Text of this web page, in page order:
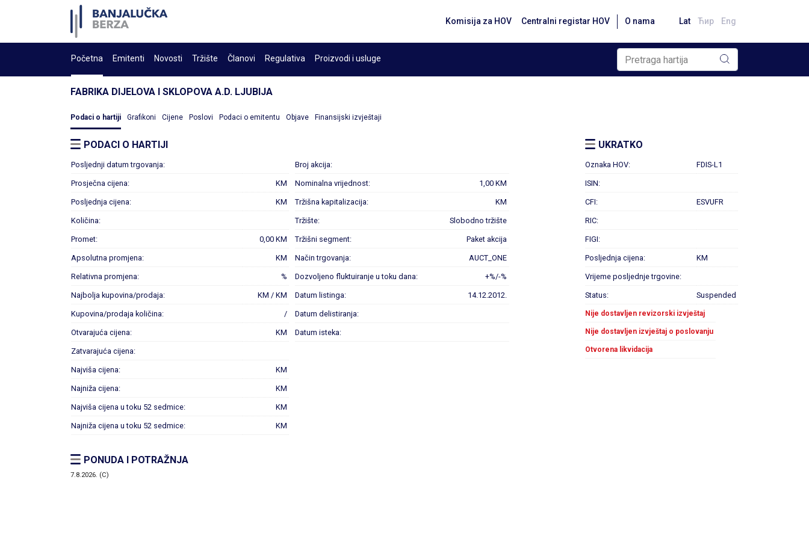
Komisija za HOV Centralni registar HOV O nama Lat Ћир Eng
Početna Emitenti Novosti Tržište Članovi Regulativa Proizvodi i usluge
FABRIKA DIJELOVA I SKLOPOVA A.D. LJUBIJA
Podaci o hartiji Grafikoni Cijene Poslovi Podaci o emitentu Objave Finansijski izvještaji
PODACI O HARTIJI
Posljednji datum trgovanja:
Prosječna cijena: KM
Posljednja cijena: KM
Količina:
Promet: 0,00 KM
Apsolutna promjena: KM
Relativna promjena: %
Najbolja kupovina/prodaja: KM / KM
Kupovina/prodaja količina: /
Otvarajuća cijena: KM
Zatvarajuća cijena:
Najviša cijena: KM
Najniža cijena: KM
Najviša cijena u toku 52 sedmice: KM
Najniža cijena u toku 52 sedmice: KM
Broj akcija:
Nominalna vrijednost: 1,00 KM
Tržišna kapitalizacija: KM
Tržište: Slobodno tržište
Tržišni segment: Paket akcija
Način trgovanja: AUCT_ONE
Dozvoljeno fluktuiranje u toku dana: +%/-%
Datum listinga: 14.12.2012.
Datum delistiranja:
Datum isteka:
UKRATKO
Oznaka HOV: FDIS-L1
ISIN:
CFI: ESVUFR
RIC:
FIGI:
Posljednja cijena: KM
Vrijeme posljednje trgovine:
Status: Suspended
Nije dostavljen revizorski izvještaj
Nije dostavljen izvještaj o poslovanju
Otvorena likvidacija
PONUDA I POTRAŽNJA
7.8.2026. (C)